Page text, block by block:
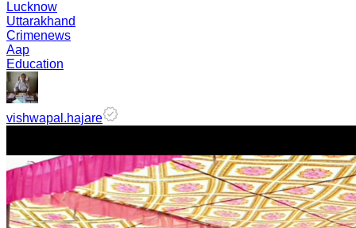
Lucknow
Uttarakhand
Crimenews
Aap
Education
vishwapal.hajare